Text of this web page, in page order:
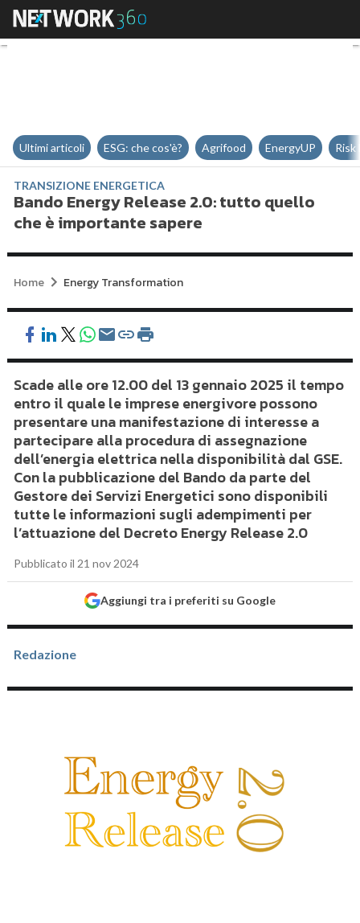
Bando Energy Release 2.0:
Ultimi articoli ESG: che cos'è? Agrifood EnergyUP Risk
TRANSIZIONE ENERGETICA
Bando Energy Release 2.0: tutto quello
che è importante sapere
Home Energy Transformation
Scade alle ore 12.00 del 13 gennaio 2025 il tempo
entro il quale le imprese energivore possono
presentare una manifestazione di interesse a
partecipare alla procedura di assegnazione
dell’energia elettrica nella disponibilità dal GSE.
Con la pubblicazione del Bando da parte del
Gestore dei Servizi Energetici sono disponibili
tutte le informazioni sugli adempimenti per
l’attuazione del Decreto Energy Release 2.0
Pubblicato il 21 nov 2024
Aggiungi tra i preferiti su Google
Redazione